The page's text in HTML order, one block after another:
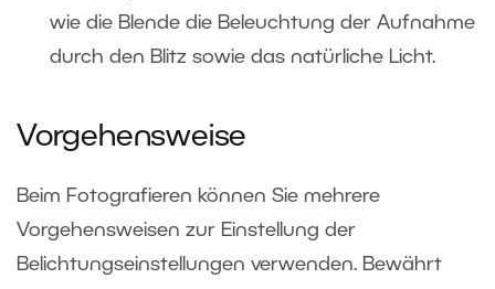
wie die Blende die Beleuchtung der Aufnahme
durch den Blitz sowie das natürliche Licht.
Vorgehensweise
Beim Fotografieren können Sie mehrere
Vorgehensweisen zur Einstellung der
Belichtungseinstellungen verwenden. Bewährt